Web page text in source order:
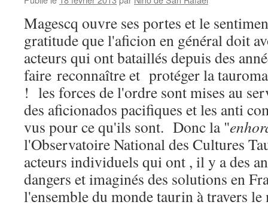
Magescq ouvre ses portes et le
gratitude que l'aficion en général doit
acteurs qui ont bataillés depuis des
faire reconnaître et protéger la
! les forces de l'ordre sont mises au
des aficionados pacifiques et les anti
vus pour ce qu'ils sont. Donc la "
l'Observatoire National des Cultures
acteurs individuels qui ont , il y a des
dangers et imaginés des solutions en
l'ensemble du monde taurin à travers le